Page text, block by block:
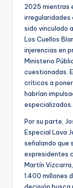
2025 mientras
irregularidades
sido vinculado
Los Cuellos
injerencias en
Ministerio
cuestionadas.
críticos a
habrían
especializados.
Por su parte,
Especial Lava
señalando que
expresidentes
Martín
1.400 millones
decisión busca